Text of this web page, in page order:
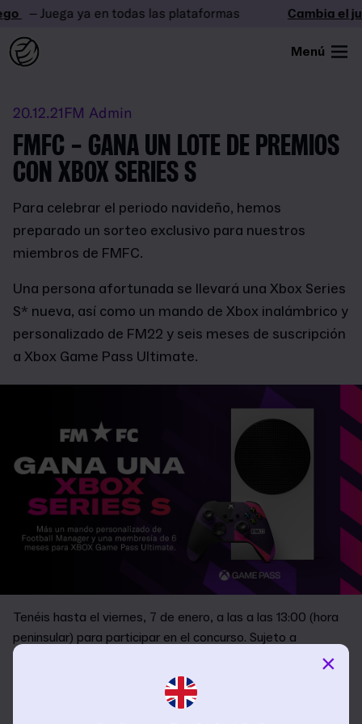
– Juega ya en todas las plataformas Cambia el
Menú
20.12.21FM Admin
FMFC - GANA UN LOTE DE PREMIOS
CON XBOX SERIES S
Para celebrar el periodo navideño, hemos
preparado un sorteo exclusivo para nuestros
miembros de FMFC.
Una persona afortunada se llevará una Xbox Series
S* nueva, así como un mando de Xbox inalámbrico y
personalizado de FM22 y seis meses de suscripción
a Xbox Game Pass Ultimate.
Tenéis hasta el viernes, 7 de enero, a las a las 13:00 (hora
peninsular) para participar en el concurso. Sujeto a
términos y condiciones, disponibles en el sitio web de
×